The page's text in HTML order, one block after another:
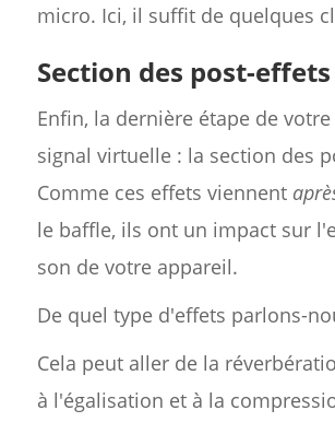
micro. Ici, il suffit de quelques
Section des post-effets
Enfin, la dernière étape de
signal virtuelle : la section des
Comme ces effets viennent
le baffle, ils ont un impact sur
son de votre appareil.
De quel type d'effets parlons-
Cela peut aller de la
à l'égalisation et à la